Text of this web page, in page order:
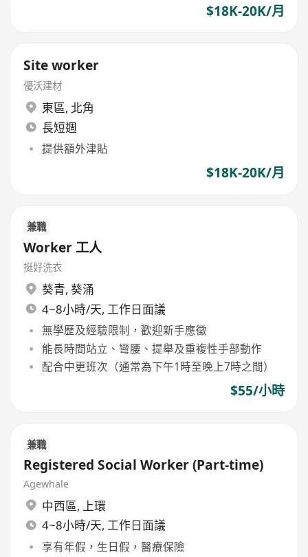
$18K-20K/月
Site worker
優沃建材
東區, 北角
長短週
提供額外津貼
$18K-20K/月
兼職
Worker 工人
挺好洗衣
葵青, 葵涌
4~8小時/天, 工作日面議
無學歷及經驗限制，歡迎新手應徵
能長時間站立、彎腰、提舉及重複性手部動作
配合中更班次（通常為下午1時至晚上7時之間）
$55/小時
兼職
Registered Social Worker (Part-time)
Agewhale
中西區, 上環
4~8小時/天, 工作日面議
享有年假，生日假，醫療保險